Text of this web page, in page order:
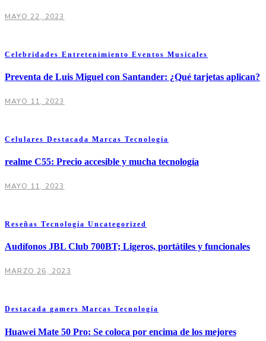
MAYO 22, 2023
Celebridades Entretenimiento Eventos Musicales
Preventa de Luis Miguel con Santander: ¿Qué tarjetas aplican?
MAYO 11, 2023
Celulares Destacada Marcas Tecnología
realme C55: Precio accesible y mucha tecnología
MAYO 11, 2023
Reseñas Tecnología Uncategorized
Audífonos JBL Club 700BT; Ligeros, portátiles y funcionales
MARZO 26, 2023
Destacada gamers Marcas Tecnología
Huawei Mate 50 Pro: Se coloca por encima de los mejores